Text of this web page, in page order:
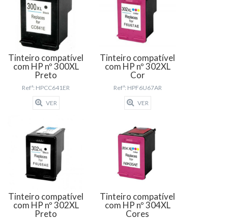
Tinteiro compatível
com HP nº 300XL
Preto
Refª: HPCC641ER
VER
Tinteiro compatível
com HP nº 302XL
Cor
Refª: HPF6U67AR
VER
Tinteiro compatível
com HP nº 302XL
Preto
Tinteiro compatível
com HP nº 304XL
Cores